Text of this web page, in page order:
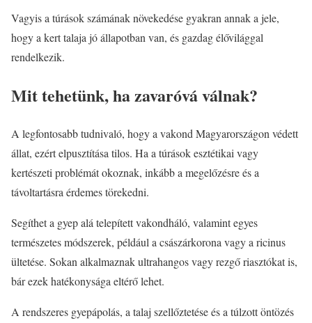
Vagyis a túrások számának növekedése gyakran annak a jele,
hogy a kert talaja jó állapotban van, és gazdag élővilággal
rendelkezik.
Mit tehetünk, ha zavaróvá válnak?
A legfontosabb tudnivaló, hogy a vakond Magyarországon védett
állat, ezért elpusztítása tilos. Ha a túrások esztétikai vagy
kertészeti problémát okoznak, inkább a megelőzésre és a
távoltartásra érdemes törekedni.
Segíthet a gyep alá telepített vakondháló, valamint egyes
természetes módszerek, például a császárkorona vagy a ricinus
ültetése. Sokan alkalmaznak ultrahangos vagy rezgő riasztókat is,
bár ezek hatékonysága eltérő lehet.
A rendszeres gyepápolás, a talaj szellőztetése és a túlzott öntözés